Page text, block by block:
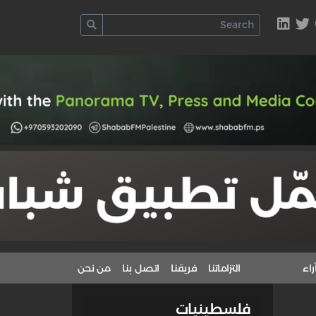
التزاماتنا فريقنا اتصل بنا من نحن
فلسطينيات